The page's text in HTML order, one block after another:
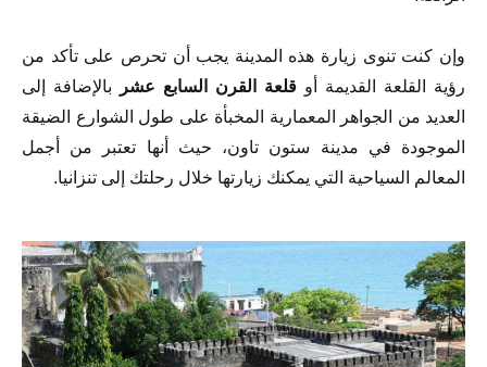
وإن كنت تنوى زيارة هذه المدينة يجب أن تحرص على تأكد من
رؤية القلعة القديمة أو قلعة القرن السابع عشر
بالإضافة إلى
العديد من الجواهر المعمارية المخبأة على طول الشوارع الضيقة
الموجودة في مدينة ستون تاون، حيث أنها تعتبر من أجمل
المعالم السياحية التي يمكنك زيارتها خلال رحلتك إلى تنزانيا.